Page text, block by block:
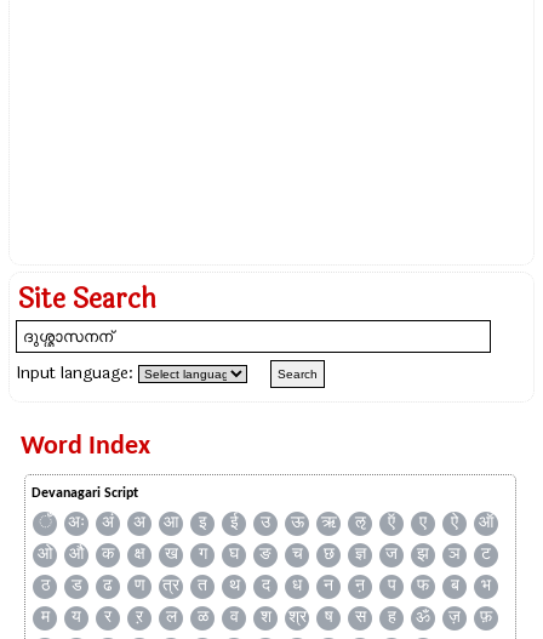
Site Search
Input language:
Word Index
Devanagari Script
ँ अः अं अ आ इ ई उ ऊ ऋ ऌ ऍ ए ऐ
ऑ
ओ
औ क क्ष ख ग घ ङ च छ ज्ञ ज झ ञ
ट
ठ
ड ढ ण त्र त थ द ध न ऩ प फ ब
भ
म
य र ऱ ल ळ व श श्र ष स ह ॐ ज़
फ़